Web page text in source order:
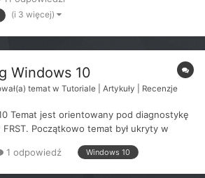
(i 3 więcej)
Windows 10
temat w Tutoriale | Artykuły | Recenzje
Temat jest orientowany pod diagnostykę
Początkowo temat był ukryty w
że może być pomocny szerszej
jakieś bardzo dziwne "diagnozy".
1 odpowiedź Windows 10